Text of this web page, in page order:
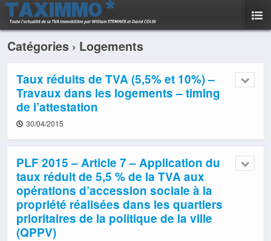
Catégories › Logements
Taux réduits de TVA (5,5% et 10%) –
Travaux dans les logements – timing
de l’attestation
30/04/2015
PLF 2015 – Article 7 – Application du
taux réduit de 5,5 % de la TVA aux
opérations d’accession sociale à la
propriété réalisées dans les quartiers
prioritaires de la politique de la ville
(QPPV)